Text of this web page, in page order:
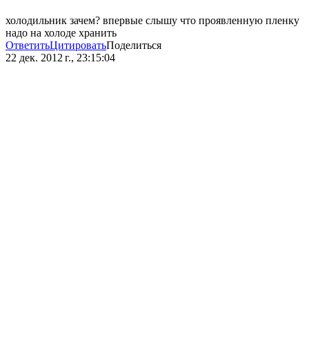
холодильник зачем? впервые слышу что проявленную пленку
надо на холоде хранить
ОтветитьЦитироватьПоделиться
22 дек. 2012 г., 23:15:04